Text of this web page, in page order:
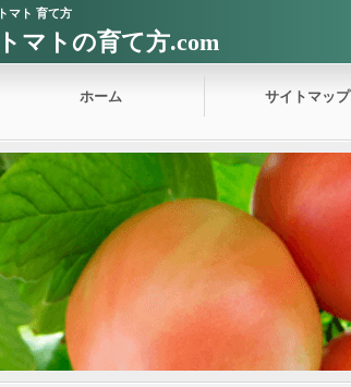
トマト 育て方
トマトの育て方.com
ホーム サイトマップ